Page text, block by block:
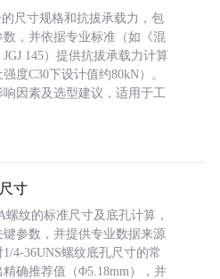
尺寸规格和抗拔承载力，包
，并依据专业标准（如《混
145）提供抗拔承载力计算
度C30下设计值约80kN）。
因素及选型建议，适用于工
寸
纹的标准尺寸及底孔计算，
参数，并提供专业数据来源
4-36UNS螺纹底孔尺寸的常
确推荐值（Φ5.18mm），并